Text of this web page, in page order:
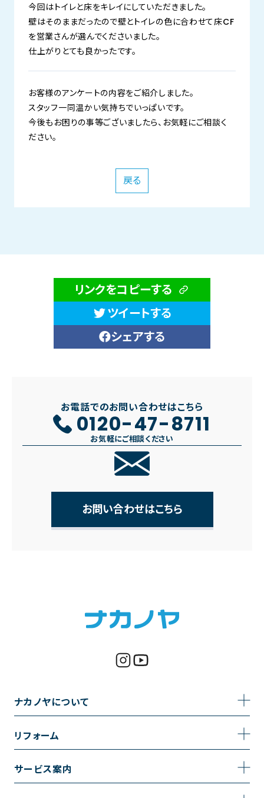
今回はトイレと床をキレイにしていただきました。
壁はそのままだったので壁とトイレの色に合わせて床CF
を営業さんが選んでくださいました。
仕上がりとても良かったです。
お客様のアンケートの内容をご紹介しました。
スタッフ一同温かい気持ちでいっぱいです。
今後もお困りの事等ございましたら、お気軽にご相談く
ださい。
戻る
リンクをコピーする
ツイートする
シェアする
お電話でのお問い合わせはこちら
0120-47-8711
お気軽にご相談ください
お問い合わせはこちら
ナカノヤについて
採用情報
リフォーム
トイレのリフォーム
サービス案内